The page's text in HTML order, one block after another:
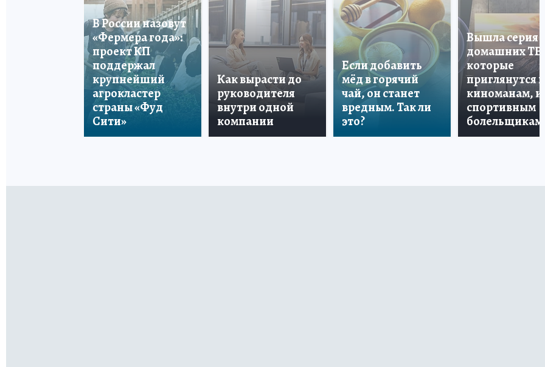
В России назовут
«Фермера года»:
проект КП
поддержал
крупнейший
агрокластер
страны «Фуд
Сити»
Как вырасти до
руководителя
внутри одной
компании
Если добавить
мёд в горячий
чай, он станет
вредным. Так ли
это?
Вышла серия
домашних ТВ,
которые
приглянутся и
киноманам, и
спортивным
болельщикам